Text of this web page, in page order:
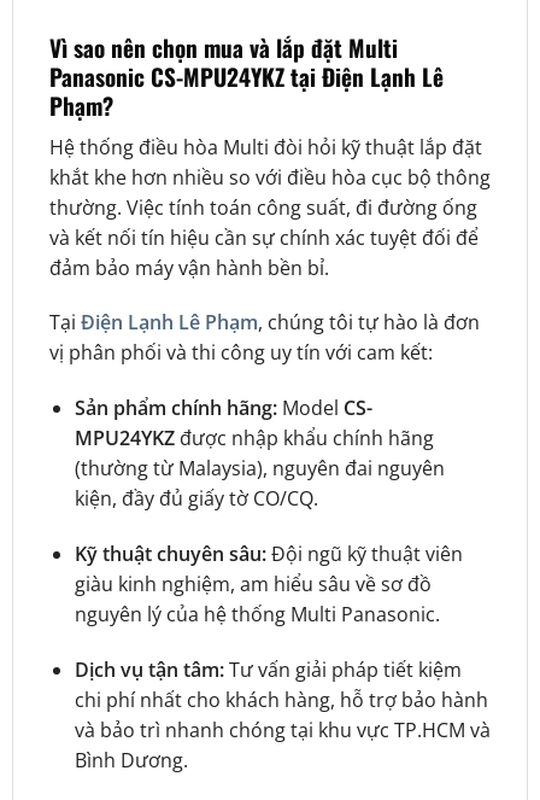
Vì sao nên chọn mua và lắp đặt Multi
Panasonic CS-MPU24YKZ tại Điện Lạnh Lê
Phạm?
Hệ thống điều hòa Multi đòi hỏi kỹ thuật lắp đặt
khắt khe hơn nhiều so với điều hòa cục bộ thông
thường. Việc tính toán công suất, đi đường ống
và kết nối tín hiệu cần sự chính xác tuyệt đối để
đảm bảo máy vận hành bền bỉ.
Tại Điện Lạnh Lê Phạm, chúng tôi tự hào là đơn
vị phân phối và thi công uy tín với cam kết:
Sản phẩm chính hãng:Model CS-
MPU24YKZđược nhập khẩu chính hãng
(thường từ Malaysia), nguyên đai nguyên
kiện, đầy đủ giấy tờ CO/CQ.
Kỹ thuật chuyên sâu:Đội ngũ kỹ thuật viên
giàu kinh nghiệm, am hiểu sâu về sơ đồ
nguyên lý của hệ thống Multi Panasonic.
Dịch vụ tận tâm:Tư vấn giải pháp tiết kiệm
chi phí nhất cho khách hàng, hỗ trợ bảo hành
và bảo trì nhanh chóng tại khu vực TP.HCM và
Bình Dương.